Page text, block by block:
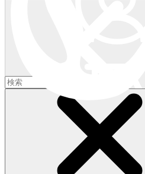
ショッピングカート 0)